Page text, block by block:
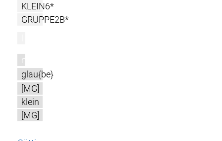
KLEIN6*
GRUPPE2B*
m
glau{be}
[MG]
klein
[MG]